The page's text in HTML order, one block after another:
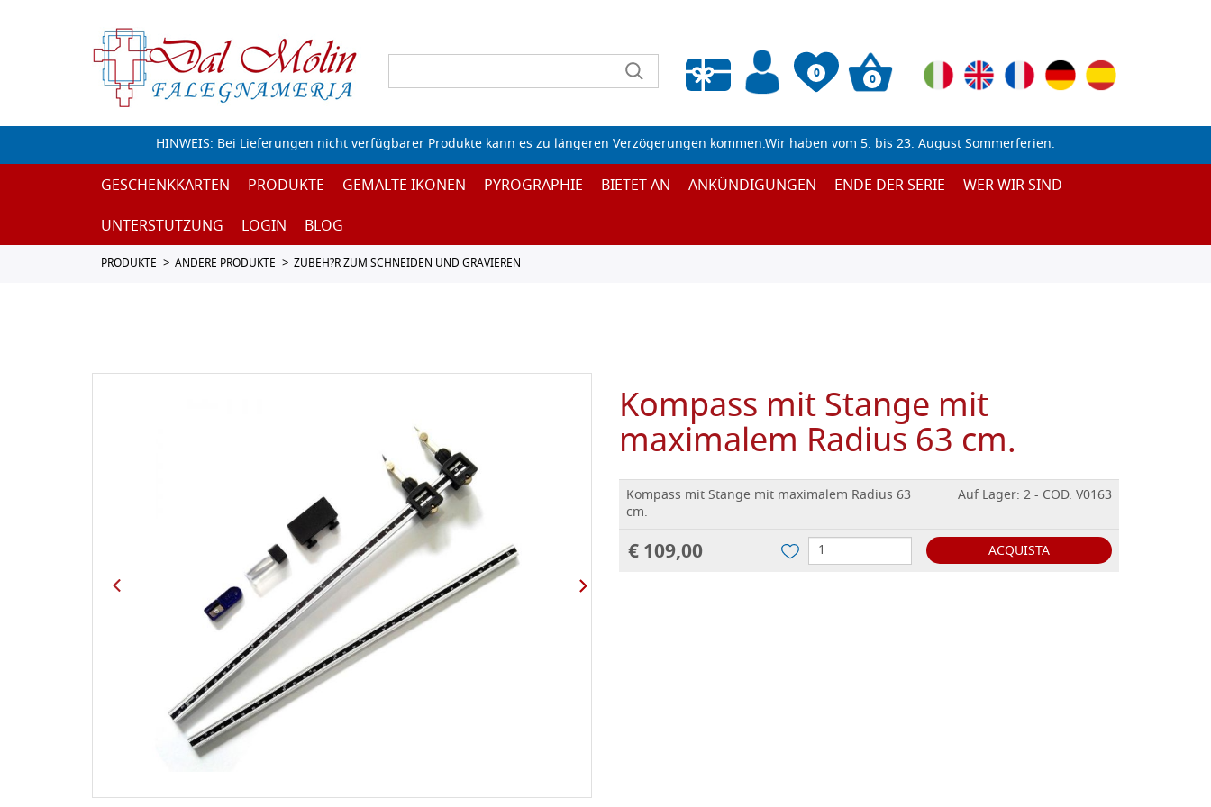
0
Wunschliste leeren
0
HINWEIS: Bei Lieferungen nicht verfügbarer Produkte kann es zu längeren Verzögerungen kommen.Wir haben vom 5. bis 23. August Sommerferien.
GESCHENKKARTEN PRODUKTE GEMALTE IKONEN PYROGRAPHIE BIETET AN ANKÜNDIGUNGEN ENDE DER SERIE
WER WIR SIND
UNTERSTUTZUNG
LOGIN BLOG
PRODUKTE ANDERE PRODUKTE ZUBEH?R ZUM SCHNEIDEN UND GRAVIEREN
Kompass mit Stange mit
maximalem Radius 63 cm.
Kompass mit Stange mit maximalem Radius 63
cm.
Auf Lager: 2 - COD. V0163
€ 109,00 ACQUISTA